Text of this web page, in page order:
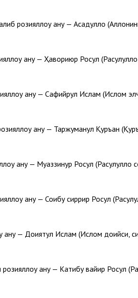
розияллоҳу анҳу — Асадуллоҳ
анҳу — Ҳавориюр Росул (Расулуллоҳ
анҳу — Сафийрул Ислам (Ислом
анҳу — Таржуманул Қуръан
анҳу — Муаззинур Росул (Расулуллоҳ
анҳу — Соҳибу сиррир Росул
анҳу — Доҳиятул Ислам (Ислом доҳийси,
анҳу — Катибу ваҳйир Росул